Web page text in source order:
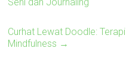
Curhat Lewat Doodle:
Mindfulness →